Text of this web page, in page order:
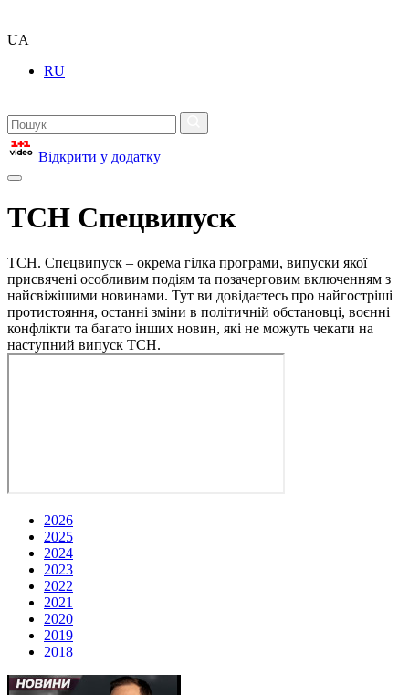
UA
RU
Відкрити у додатку
ТСН Спецвипуск
ТСН. Спецвипуск – окрема гілка програми, випуски якої
присвячені особливим подіям та позачерговим включенням з
найсвіжішими новинами. Тут ви довідаєтесь про найгостріші
протистояння, останні зміни в політичній обстановці, воєнні
конфлікти та багато інших новин, які не можуть чекати на
наступний випуск ТСН.
2026
2025
2024
2023
2022
2021
2020
2019
2018